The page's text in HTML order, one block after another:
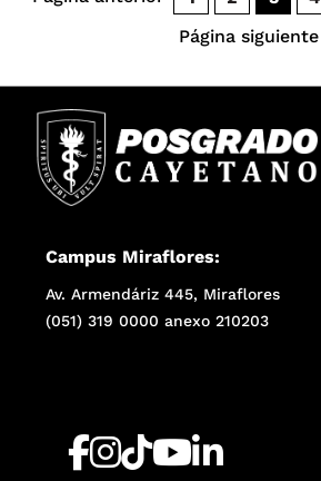
Página siguiente
Campus Miraflores:
Av. Armendáriz 445, Miraflores
(051) 319 0000 anexo 210203